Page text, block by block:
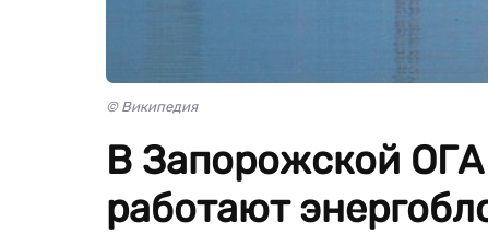
© Википедия
В Запорожской ОГА
работают